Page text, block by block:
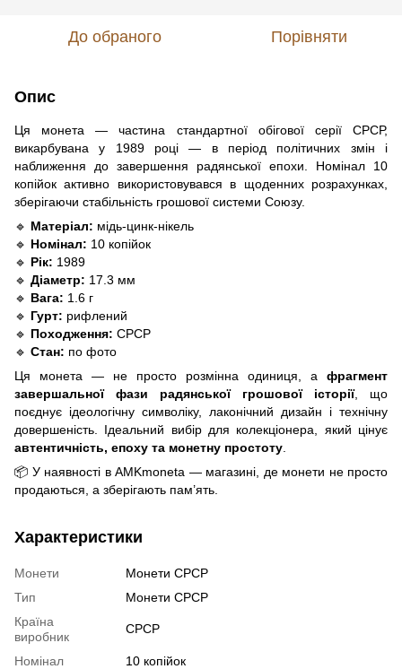
До обраного Порівняти
Опис
Ця монета — частина стандартної обігової серії СРСР,
викарбувана у 1989 році — в період політичних змін і
наближення до завершення радянської епохи. Номінал 10
копійок активно використовувався в щоденних розрахунках,
зберігаючи стабільність грошової системи Союзу.
🔹 Матеріал: мідь-цинк-нікель
🔹 Номінал: 10 копійок
🔹 Рік: 1989
🔹 Діаметр: 17.3 мм
🔹 Вага: 1.6 г
🔹 Гурт: рифлений
🔹 Походження: СРСР
🔹 Стан: по фото
Ця монета — не просто розмінна одиниця, а фрагмент
завершальної фази радянської грошової історії, що
поєднує ідеологічну символіку, лаконічний дизайн і технічну
довершеність. Ідеальний вибір для колекціонера, який цінує
автентичність, епоху та монетну простоту
📦 У наявності в AMKmoneta — магазині, де монети не просто
продаються, а зберігають пам’ять.
Характеристики
Монети
Монети СРСР
Тип
Монети СРСР
Країна
виробник
СРСР
Номінал
10 копійок